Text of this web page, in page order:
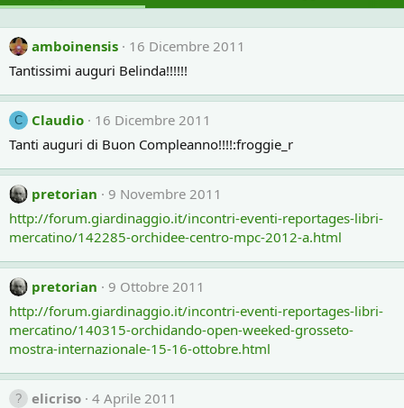
amboinensis
16 Dicembre 2011
Tantissimi auguri Belinda!!!!!!
C Claudio
16 Dicembre 2011
Tanti auguri di Buon Compleanno!!!!:froggie_r
pretorian
9 Novembre 2011
http://forum.giardinaggio.it/incontri-eventi-reportages-libri-
mercatino/142285-orchidee-centro-mpc-2012-a.html
pretorian
9 Ottobre 2011
http://forum.giardinaggio.it/incontri-eventi-reportages-libri-
mercatino/140315-orchidando-open-weeked-grosseto-
mostra-internazionale-15-16-ottobre.html
elicriso 4 Aprile 2011